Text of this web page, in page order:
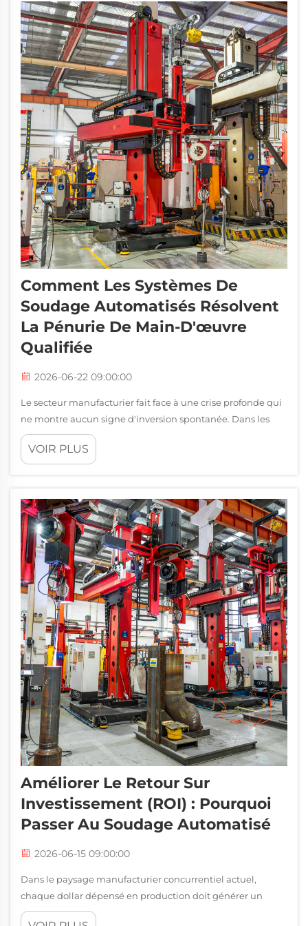
Comment Les Systèmes De
Soudage Automatisés Résolvent
La Pénurie De Main-D'œuvre
Qualifiée
2026-06-22 09:00:00
Le secteur manufacturier fait face à une crise profonde qui
ne montre aucun signe d'inversion spontanée. Dans les
ateliers de fabrication, les chantiers navals, les entreprises
de pose de pipelines et les fabricants d'équipements
VOIR PLUS
Améliorer Le Retour Sur
Investissement (ROI) : Pourquoi
Passer Au Soudage Automatisé
2026-06-15 09:00:00
Dans le paysage manufacturier concurrentiel actuel,
chaque dollar dépensé en production doit générer un
retour mesurable. Pour les ateliers de fabrication, les